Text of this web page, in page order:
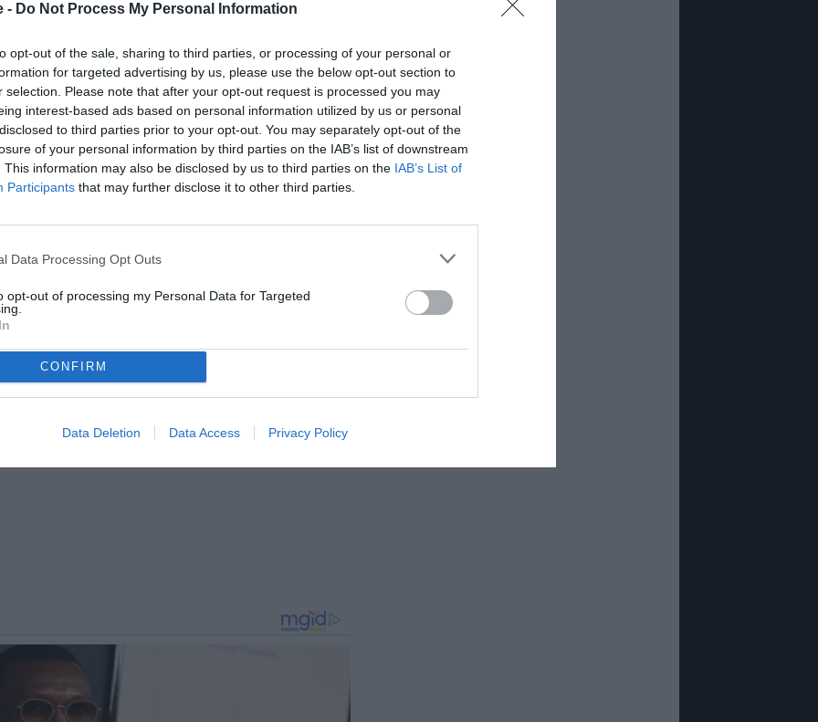
- Do Not Process My Personal Information
opt-out of the sale, sharing to third parties, or processing of your personal or
for targeted advertising by us, please use the below opt-out section to
selection. Please note that after your opt-out request is processed you may
interest-based ads based on personal information utilized by us or personal
to third parties prior to your opt-out. You may separately opt-out of the
of your personal information by third parties on the IAB’s list of downstream
This information may also be disclosed by us to third parties on the IAB’s List of
Participants that may further disclose it to other third parties.
Data Processing Opt Outs
opt-out of processing my Personal Data for Targeted
CONFIRM
Data Deletion Data Access Privacy Policy
la parte tecnica. Voglio riportare l'Ac Milan a quello
è importante per tutti – ha precisato Cardinale
perdere. Questo deve essere il nostro stile, voglio
da guardare. Voglio creare una nuova cultura: stop
abbiamo lavorato insieme per arrivare a questo
nuova organizzazione calcistica. Ho preso le
del Milan. Faremo sì che le azioni possano parlare
e collaboratore di Tuttosport, dove segue l’attualità della
e contenuti dedicati al mondo bianconero.